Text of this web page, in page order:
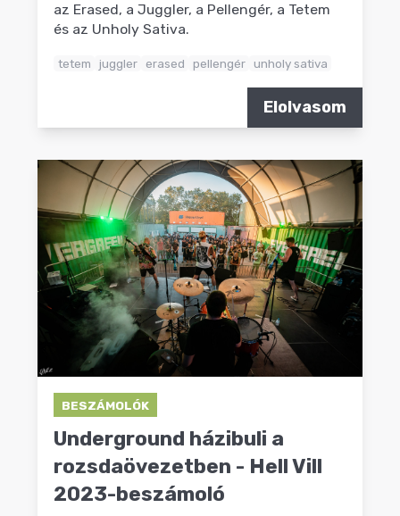
az Erased, a Juggler, a Pellengér, a Tetem
és az Unholy Sativa.
tetem juggler erased pellengér unholy sativa
Elolvasom
BESZÁMOLÓK
Underground házibuli a
rozsdaövezetben - Hell Vill
2023-beszámoló